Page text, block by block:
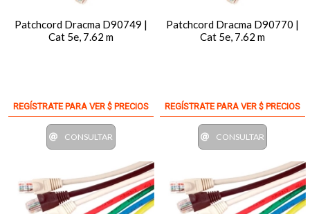
Patchcord Dracma D90749 |
Cat 5e, 7.62 m
REGÍSTRATE PARA VER $ PRECIOS
CONSULTAR
Patchcord Dracma D90770 |
Cat 5e, 7.62 m
REGÍSTRATE PARA VER $ PRECIOS
CONSULTAR